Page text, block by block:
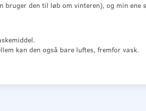
bruger den til løb om vinteren), og min ene
kan den også bare luftes, fremfor vask.